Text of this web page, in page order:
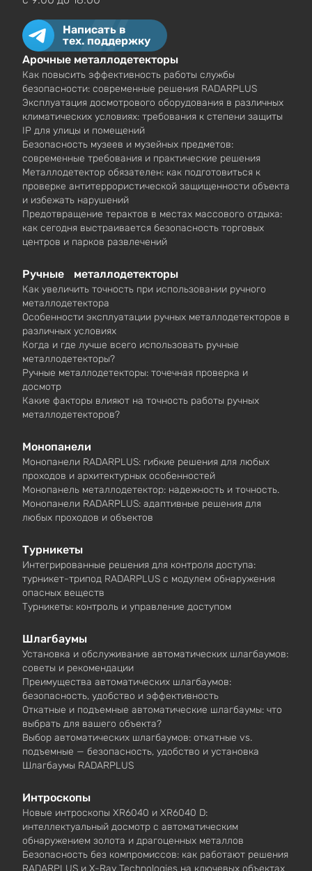
Написать в
тех. поддержку
Арочные металлодетекторы
Как повысить эффективность работы службы
безопасности: современные решения RADARPLUS
Эксплуатация досмотрового оборудования в различных
климатических условиях: требования к степени защиты
IP для улицы и помещений
Безопасность музеев и музейных предметов:
современные требования и практические решения
Металлодетектор обязателен: как подготовиться к
проверке антитеррористической защищенности объекта
и избежать нарушений
Предотвращение терактов в местах массового отдыха:
как сегодня выстраивается безопасность торговых
центров и парков развлечений
Ручные металлодетекторы
Как увеличить точность при использовании ручного
металлодетектора
Особенности эксплуатации ручных металлодетекторов в
различных условиях
Когда и где лучше всего использовать ручные
металлодетекторы?
Ручные металлодетекторы: точечная проверка и
досмотр
Какие факторы влияют на точность работы ручных
металлодетекторов?
Монопанели
Монопанели RADARPLUS: гибкие решения для любых
проходов и архитектурных особенностей
Монопанель металлодетектор: надежность и точность.
Монопанели RADARPLUS: адаптивные решения для
любых проходов и объектов
Турникеты
Интегрированные решения для контроля доступа:
турникет-трипод RADARPLUS с модулем обнаружения
опасных веществ
Турникеты: контроль и управление доступом
Шлагбаумы
Установка и обслуживание автоматических шлагбаумов:
советы и рекомендации
Преимущества автоматических шлагбаумов:
безопасность, удобство и эффективность
Откатные и подъемные автоматические шлагбаумы: что
выбрать для вашего объекта?
Выбор автоматических шлагбаумов: откатные vs.
подъемные — безопасность, удобство и установка
Шлагбаумы RADARPLUS
Интроскопы
Новые интроскопы XR6040 и XR6040 D:
интеллектуальный досмотр с автоматическим
обнаружением золота и драгоценных металлов
Безопасность без компромиссов: как работают решения
RADARPLUS и X-Ray Technologies на ключевых объектах